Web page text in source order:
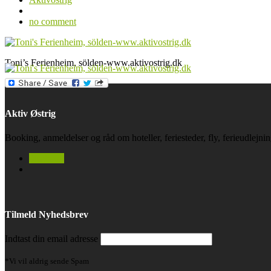
no comment
Toni’s Ferienheim, sölden-www.aktivostrig.dk
Aktiv Østrig
Booking, anmeldelser og råd om hoteller, feriesteder, fly,
Tilmeld Nyhedsbrev
Indtast din email adresse
*Vi vil aldrig sende Spam